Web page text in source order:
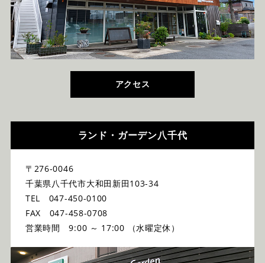
アクセス
ランド・ガーデン八千代
〒276-0046
千葉県八千代市大和田新田103-34
TEL 047-450-0100
FAX 047-458-0708
営業時間 9:00 ～ 17:00 （水曜定休）